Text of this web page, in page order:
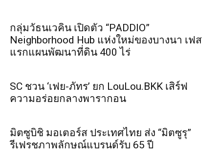
กลุ่มวัธนเวคิน เปิดตัว “PADDIO”
Neighborhood Hub แห่งใหม่ของบางนา เฟส
แรกแผนพัฒนาที่ดิน 400 ไร่
SC ชวน ‘เฟย-ภัทร’ ยก LouLou.BKK เสิร์ฟ
ความอร่อยกลางพารากอน
มิตซูบิชิ มอเตอร์ส ประเทศไทย ส่ง “มิตซูรุ”
รีเฟรชภาพลักษณ์แบรนด์รับ 65 ปี